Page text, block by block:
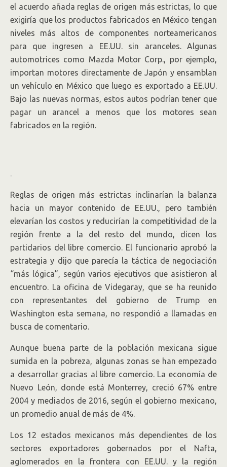
el acuerdo añada reglas de origen más estrictas, lo que
exigiría que los productos fabricados en México tengan
niveles más altos de componentes norteamericanos
para que ingresen a EE.UU. sin aranceles. Algunas
automotrices como Mazda Motor Corp., por ejemplo,
importan motores directamente de Japón y ensamblan
un vehículo en México que luego es exportado a EE.UU.
Bajo las nuevas normas, estos autos podrían tener que
pagar un arancel a menos que los motores sean
fabricados en la región.
.
Reglas de origen más estrictas inclinarían la balanza
hacia un mayor contenido de EE.UU., pero también
elevarían los costos y reducirían la competitividad de la
región frente a la del resto del mundo, dicen los
partidarios del libre comercio. El funcionario aprobó la
estrategia y dijo que parecía la táctica de negociación
“más lógica”, según varios ejecutivos que asistieron al
encuentro. La oficina de Videgaray, que se ha reunido
con representantes del gobierno de Trump en
Washington esta semana, no respondió a llamadas en
busca de comentario.
Aunque buena parte de la población mexicana sigue
sumida en la pobreza, algunas zonas se han empezado
a desarrollar gracias al libre comercio. La economía de
Nuevo León, donde está Monterrey, creció 67% entre
2004 y mediados de 2016, según el gobierno mexicano,
un promedio anual de más de 4%.
Los 12 estados mexicanos más dependientes de los
sectores exportadores gobernados por el Nafta,
aglomerados en la frontera con EE.UU. y la región